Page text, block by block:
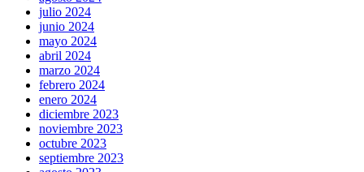
julio 2024
junio 2024
mayo 2024
abril 2024
marzo 2024
febrero 2024
enero 2024
diciembre 2023
noviembre 2023
octubre 2023
septiembre 2023